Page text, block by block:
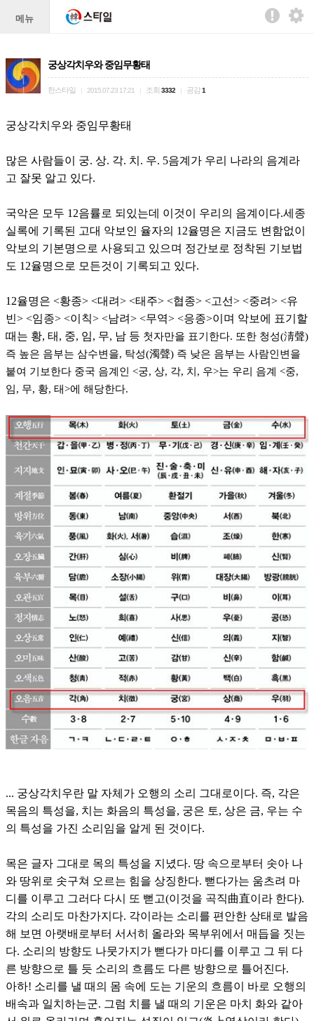
메뉴
궁상각치우와 중임무황태
한스타일 2015.07.23 17:21 조회 3332 공감1
궁상각치우와 중임무황태
많은 사람들이 궁. 상. 각. 치. 우. 5음계가 우리 나라의 음계라
고 잘못 알고 있다.
국악은 모두 12음률로 되있는데 이것이 우리의 음계이다.세종
실록에 기록된 고대 악보인 율자의 12율명은 지금도 변함없이
악보의 기본명으로 사용되고 있으며 정간보로 정착된 기보법
도 12율명으로 모든것이 기록되고 있다.
12율명은 <황종> <대려> <태주> <협종> <고선> <중려> <유
빈> <임종> <이칙> <남려> <무역> <응종>이며 악보에 표기할
때는 황, 태, 중, 임, 무, 남 등 첫자만을 표기한다. 또한 청성(淸聲)
즉 높은 음부는 삼수변을, 탁성(濁聲) 즉 낮은 음부는 사람인변을
붙여 기보한다 중국 음계인 <궁, 상, 각, 치, 우>는 우리 음계 <중,
임, 무, 황, 태>에 해당한다.
... 궁상각치우란 말 자체가 오행의 소리 그대로이다. 즉, 각은
목음의 특성을, 치는 화음의 특성을, 궁은 토, 상은 금, 우는 수
의 특성을 가진 소리임을 알게 된 것이다.
목은 글자 그대로 목의 특성을 지녔다. 땅 속으로부터 솟아 나
와 땅위로 솟구쳐 오르는 힘을 상징한다. 뻗다가는 움츠려 마
디를 이루고 그러다 다시 또 뻗고(이것을 곡직曲直이라 한다).
각의 소리도 마찬가지다. 각이라는 소리를 편안한 상태로 발음
해 보면 아랫배로부터 서서히 올라와 목부위에서 매듭을 짓는
다. 소리의 방향도 나뭇가지가 뻗다가 마디를 이루고 그 뒤 다
른 방향으로 틀 듯 소리의 흐름도 다른 방향으로 틀어진다.
아하! 소리를 낼 때의 몸 속에 도는 기운의 흐름이 바로 오행의
배속과 일치하는군. 그럼 치를 낼 때의 기운은 마치 화와 같아